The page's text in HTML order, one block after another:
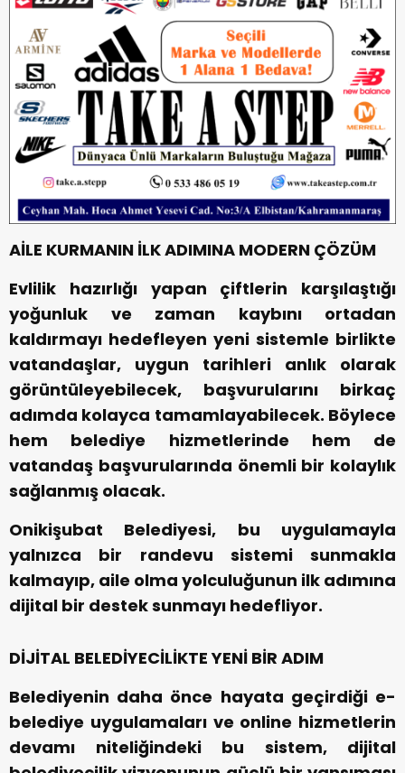
AİLE KURMANIN İLK ADIMINA MODERN ÇÖZÜM
Evlilik hazırlığı yapan çiftlerin karşılaştığı
yoğunluk ve zaman kaybını ortadan
kaldırmayı hedefleyen yeni sistemle birlikte
vatandaşlar, uygun tarihleri anlık olarak
görüntüleyebilecek, başvurularını birkaç
adımda kolayca tamamlayabilecek. Böylece
hem belediye hizmetlerinde hem de
vatandaş başvurularında önemli bir kolaylık
sağlanmış olacak.
Onikişubat Belediyesi, bu uygulamayla
yalnızca bir randevu sistemi sunmakla
kalmayıp, aile olma yolculuğunun ilk adımına
dijital bir destek sunmayı hedefliyor.
DİJİTAL BELEDİYECİLİKTE YENİ BİR ADIM
Belediyenin daha önce hayata geçirdiği e-
belediye uygulamaları ve online hizmetlerin
devamı niteliğindeki bu sistem, dijital